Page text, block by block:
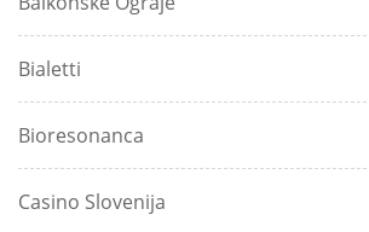
Bialetti
Bioresonanca
Casino Slovenija